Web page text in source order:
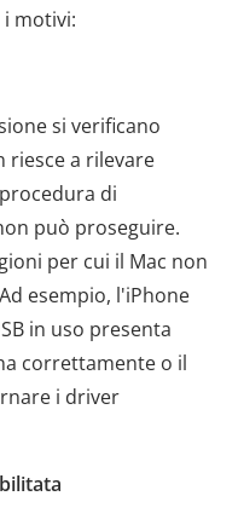
motivi:
si verificano
riesce a rilevare
di
può proseguire.
per cui il Mac non
esempio, l'iPhone
in uso presenta
correttamente o il
i driver